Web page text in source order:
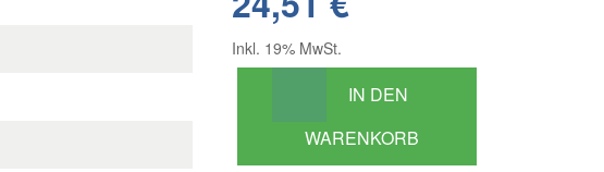
Inkl. 19% MwSt.
IN DEN
WARENKORB